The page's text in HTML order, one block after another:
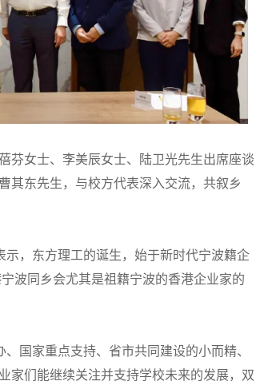
女士、李美辰女士、陆卫光先生出席座谈
其东先生，与校方代表深入交流，共叙乡
，东方理工的诞生，始于新时代宁波籍企
波同乡会尤其是祖籍宁波的香港企业家的
国家重点支持、省市共同建设的小而精、
家们能继续关注并支持学校未来的发展，双